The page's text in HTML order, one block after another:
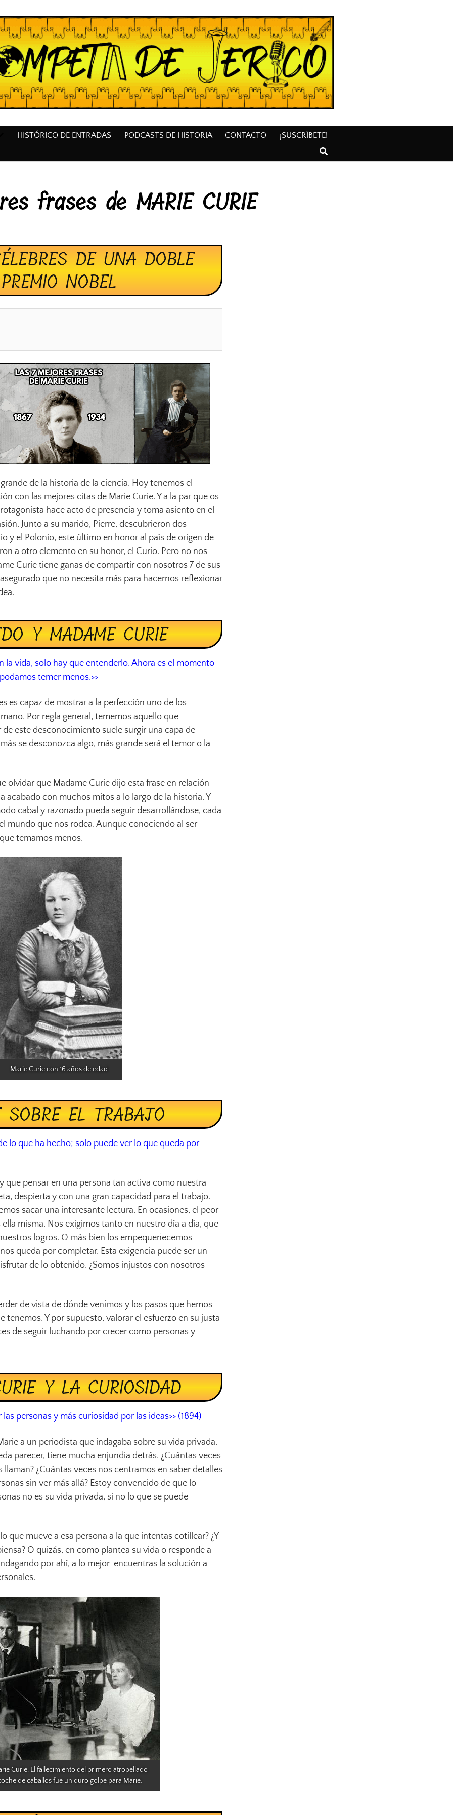
HISTÓRICO DE ENTRADAS PODCASTS DE HISTORIA CONTACTO ¡SUSCRÍBETE!
frases de MARIE CURIE
DE UNA DOBLE
PREMIO NOBEL
de la historia de la ciencia. Hoy tenemos el
con las mejores citas de Marie Curie. Y a la par que os
hace acto de presencia y toma asiento en el
Junto a su marido, Pierre, descubrieron dos
y el Polonio, este último en honor al país de origen de
a otro elemento en su honor, el Curio. Pero no nos
Curie tiene ganas de compartir con nosotros 7 de sus
que no necesita más para hacernos reflexionar
Y MADAME CURIE
la vida, solo hay que entenderlo. Ahora es el momento
temer menos.>>
es capaz de mostrar a la perfección uno de los
Por regla general, tememos aquello que
este desconocimiento suele surgir una capa de
se desconozca algo, más grande será el temor o la
olvidar que Madame Curie dijo esta frase en relación
acabado con muchos mitos a lo largo de la historia. Y
cabal y razonado pueda seguir desarrollándose, cada
mundo que nos rodea. Aunque conociendo al ser
temamos menos.
Marie Curie con 16 años de edad
SOBRE EL TRABAJO
lo que ha hecho; solo puede ver lo que queda por
que pensar en una persona tan activa como nuestra
despierta y con una gran capacidad para el trabajo.
sacar una interesante lectura. En ocasiones, el peor
misma. Nos exigimos tanto en nuestro día a día, que
logros. O más bien los empequeñecemos
queda por completar. Esta exigencia puede ser un
de lo obtenido. ¿Somos injustos con nosotros
de vista de dónde venimos y los pasos que hemos
tenemos. Y por supuesto, valorar el esfuerzo en su justa
de seguir luchando por crecer como personas y
Y LA CURIOSIDAD
personas y más curiosidad por las ideas>> (1894)
a un periodista que indagaba sobre su vida privada.
parecer, tiene mucha enjundia detrás. ¿Cuántas veces
¿Cuántas veces nos centramos en saber detalles
sin ver más allá? Estoy convencido de que lo
no es su vida privada, si no lo que se puede
que mueve a esa persona a la que intentas cotillear? ¿Y
O quizás, en como plantea su vida o responde a
por ahí, a lo mejor encuentras la solución a
Curie. El fallecimiento del primero atropellado
de caballos fue un duro golpe para Marie.